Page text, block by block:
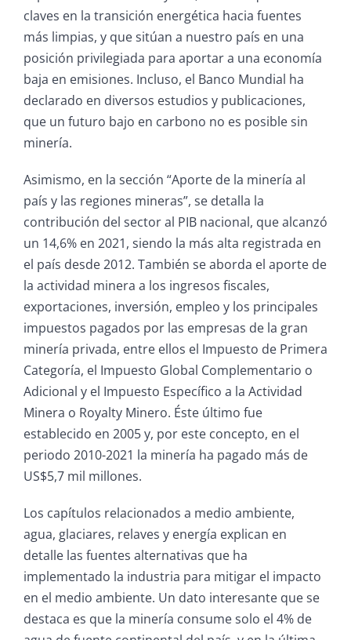
claves en la transición energética hacia fuentes
más limpias, y que sitúan a nuestro país en una
posición privilegiada para aportar a una economía
baja en emisiones. Incluso, el Banco Mundial ha
declarado en diversos estudios y publicaciones,
que un futuro bajo en carbono no es posible sin
minería.
Asimismo, en la sección “Aporte de la minería al
país y las regiones mineras”, se detalla la
contribución del sector al PIB nacional, que alcanzó
un 14,6% en 2021, siendo la más alta registrada en
el país desde 2012. También se aborda el aporte de
la actividad minera a los ingresos fiscales,
exportaciones, inversión, empleo y los principales
impuestos pagados por las empresas de la gran
minería privada, entre ellos el Impuesto de Primera
Categoría, el Impuesto Global Complementario o
Adicional y el Impuesto Específico a la Actividad
Minera o Royalty Minero. Éste último fue
establecido en 2005 y, por este concepto, en el
periodo 2010-2021 la minería ha pagado más de
US$5,7 mil millones.
Los capítulos relacionados a medio ambiente,
agua, glaciares, relaves y energía explican en
detalle las fuentes alternativas que ha
implementado la industria para mitigar el impacto
en el medio ambiente. Un dato interesante que se
destaca es que la minería consume solo el 4% de